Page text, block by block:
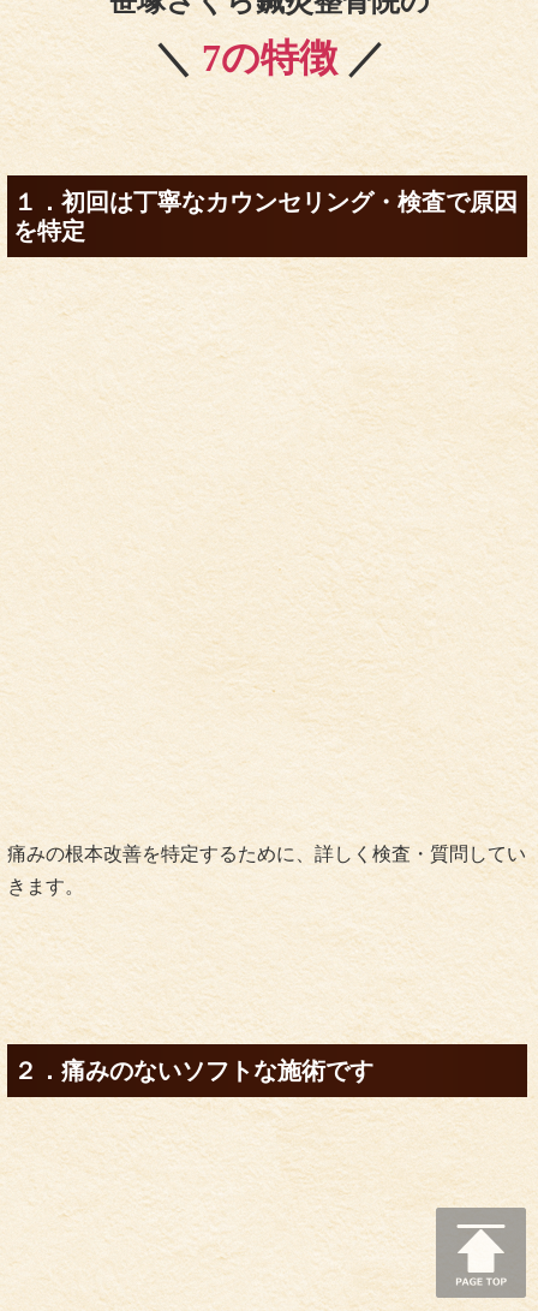
他院とはどこが違う？
笹塚さくら鍼灸整骨院の
＼ 7の特徴 ／
１．初回は丁寧なカウンセリング・検査で原因
を特定
痛みの根本改善を特定するために、詳しく検査・質問してい
きます。
２．痛みのないソフトな施術です